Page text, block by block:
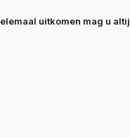
uitkomen mag u